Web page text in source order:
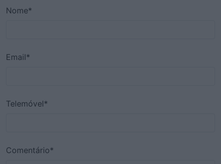
Nome*
Email*
Telemóvel*
Comentário*